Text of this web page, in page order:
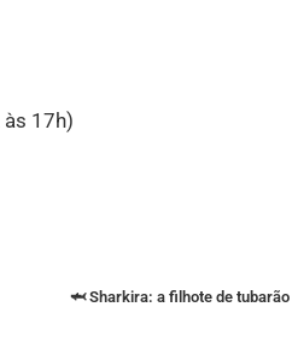
17h)
🦈 Sharkira: a filhote de